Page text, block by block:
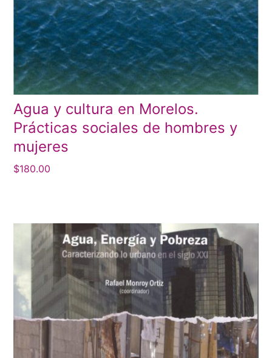
Agua y cultura en Morelos.
Prácticas sociales de hombres y
mujeres
$180.00